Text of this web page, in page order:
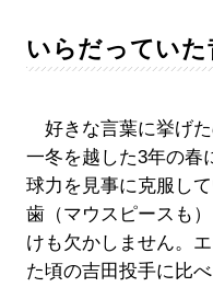
いらだっていた
好きな言葉に挙げ
一冬を越した3年の春
球力を見事に克服し
歯（マウスピースも
けも欠かしません。
た頃の吉田投手に比